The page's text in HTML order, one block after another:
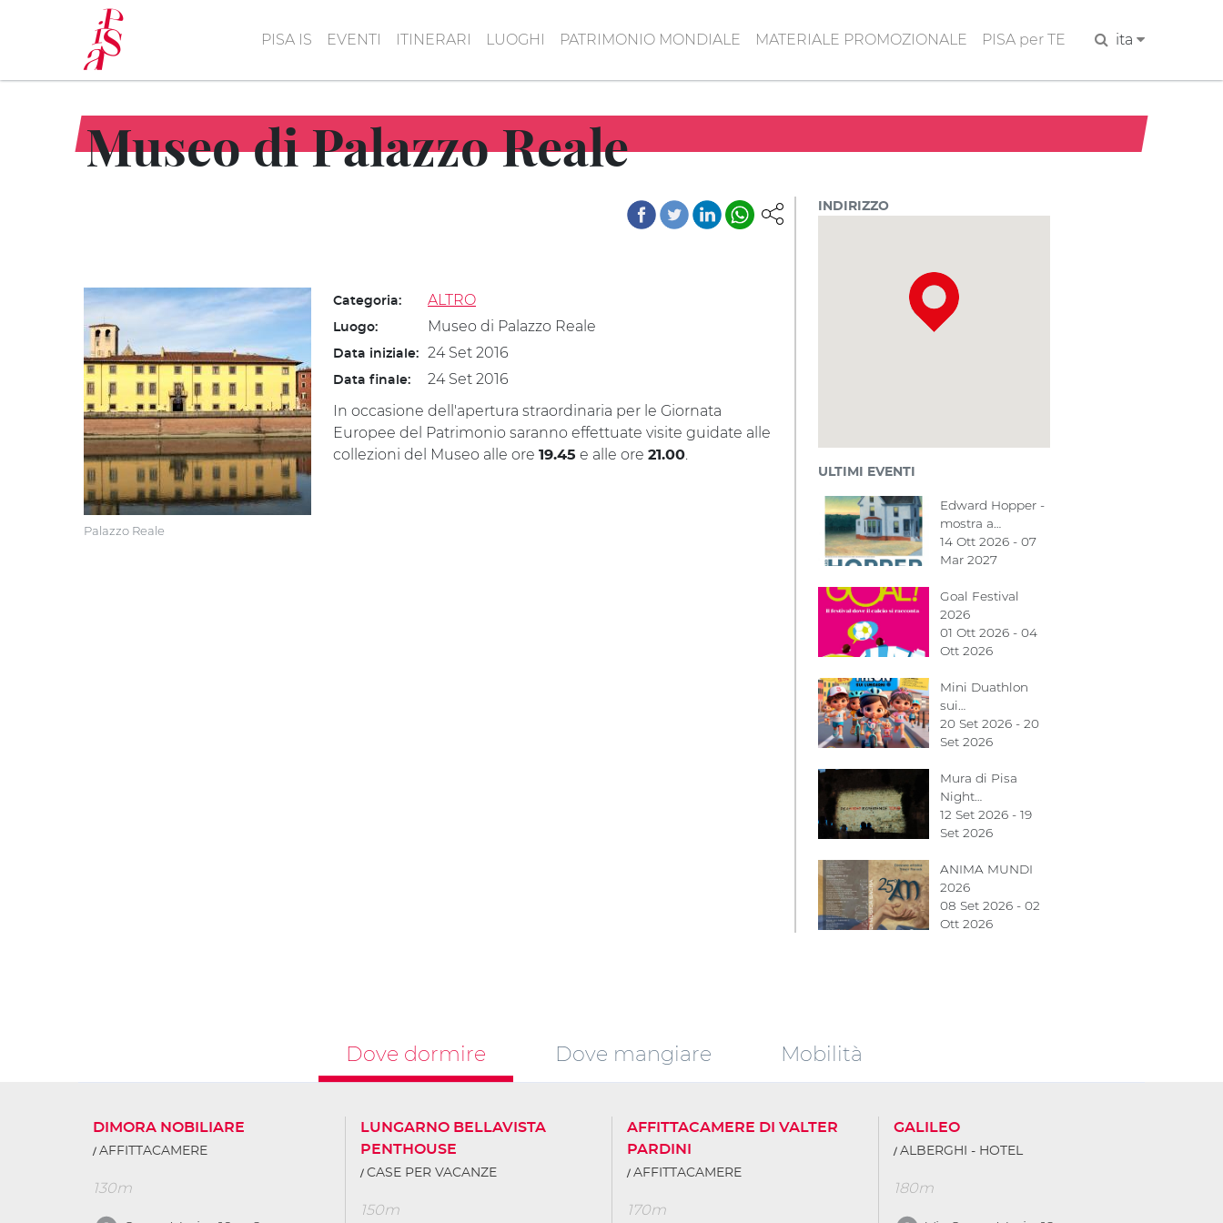
principale
PISA IS EVENTI ITINERARI LUOGHI PATRIMONIO MONDIALE MATERIALE PROMOZIONALE PISA per TE Cerca ita
Museo di Palazzo Reale
Palazzo Reale
Categoria: ALTRO
Luogo: Museo di Palazzo Reale
Data iniziale: 24 Set 2016
Data finale:
24 Set 2016
In occasione dell'apertura straordinaria per le Giornata
Europee del Patrimonio saranno effettuate visite guidate alle
collezioni del Museo alle ore 19.45 e alle ore 21.00.
INDIRIZZO
ULTIMI EVENTI
Edward Hopper -
mostra a…
14 Ott 2026 - 07
Mar 2027
Goal Festival
2026
01 Ott 2026 - 04
Ott 2026
Mini Duathlon
sui…
20 Set 2026 - 20
Set 2026
Mura di Pisa
Night…
12 Set 2026 - 19
Set 2026
ANIMA MUNDI
2026
08 Set 2026 - 02
Ott 2026
Dove dormire Dove mangiare Mobilità
DIMORA NOBILIARE
AFFITTACAMERE
130m
LUNGARNO BELLAVISTA
PENTHOUSE
CASE PER VACANZE
150m
AFFITTACAMERE DI VALTER
PARDINI
AFFITTACAMERE
170m
GALILEO
ALBERGHI - HOTEL
180m